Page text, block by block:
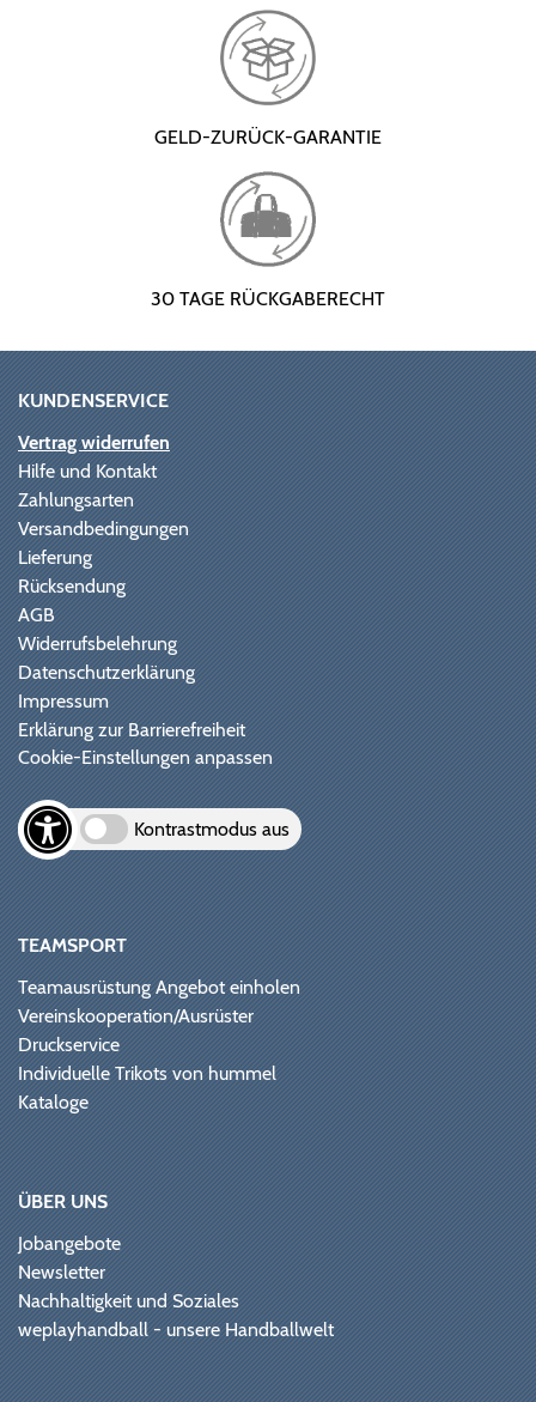
GELD-ZURÜCK-GARANTIE
30 TAGE RÜCKGABERECHT
KUNDENSERVICE
Vertrag widerrufen
Hilfe und Kontakt
Zahlungsarten
Versandbedingungen
Lieferung
Rücksendung
AGB
Widerrufsbelehrung
Datenschutzerklärung
Impressum
Erklärung zur Barrierefreiheit
Cookie-Einstellungen anpassen
Kontrastmodus aus
TEAMSPORT
Teamausrüstung Angebot einholen
Vereinskooperation/Ausrüster
Druckservice
Individuelle Trikots von hummel
Kataloge
ÜBER UNS
Jobangebote
Newsletter
Nachhaltigkeit und Soziales
weplayhandball - unsere Handballwelt